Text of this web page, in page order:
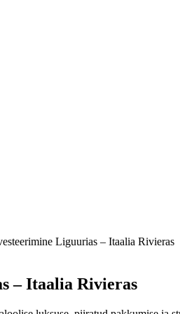
Liguurias – Itaalia Rivieras
– Itaalia Rivieras